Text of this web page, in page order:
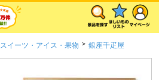
スイーツ・アイス・果物 > 銀座千疋屋